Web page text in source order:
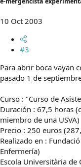
10 Oct 2003
#3
Para abrir boca vayan
pasado 1 de
Curso : "Curso de
Duración : 67,5 horas
miembro de una USVA)
Precio : 250 euros
Realizado en :
Enfermería)
Escola Universitària de